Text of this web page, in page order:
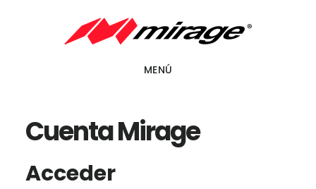
MENÚ
Cuenta Mirage
Acceder